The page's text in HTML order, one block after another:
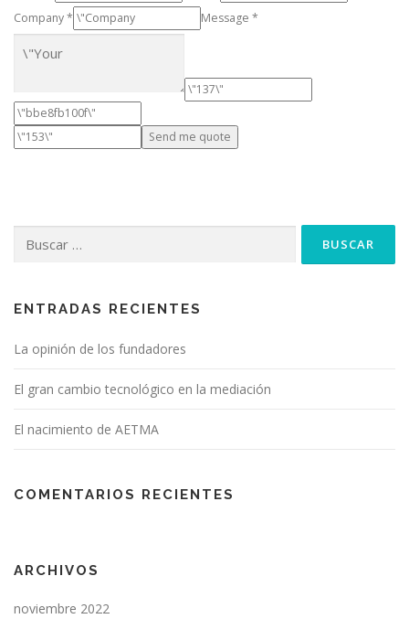
Company *
Message *
Send me quote
ENTRADAS RECIENTES
La opinión de los fundadores
El gran cambio tecnológico en la mediación
El nacimiento de AETMA
COMENTARIOS RECIENTES
ARCHIVOS
noviembre 2022